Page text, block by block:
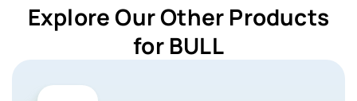
Explore Our Other Products
for BULL